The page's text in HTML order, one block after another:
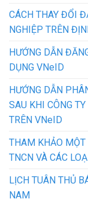
CÁCH THAY ĐỔI
NGHIỆP TRÊN
HƯỚNG DẪN
DỤNG VNeID
HƯỚNG DẪN
SAU KHI CÔNG
TRÊN VNeID
THAM KHẢO MỘT
TNCN VÀ CÁC
LỊCH TUÂN THỦ
NAM